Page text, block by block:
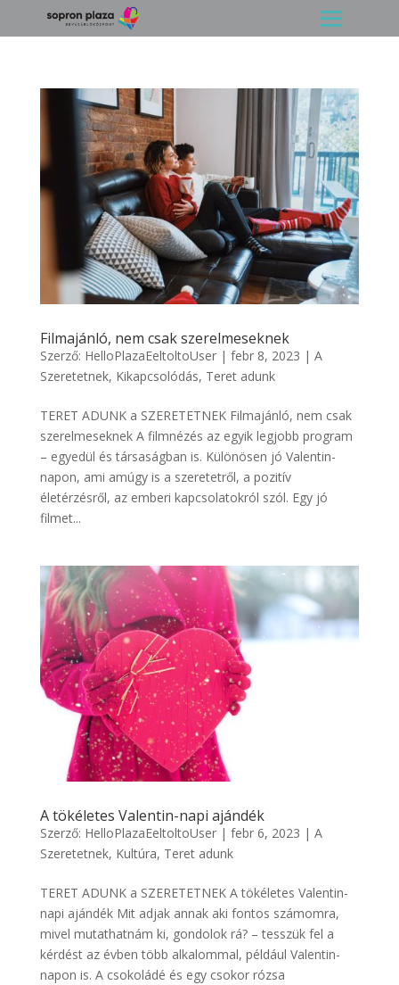
Filmajánló, nem csak szerelmeseknek
Szerző: HelloPlazaEeltoltoUser| febr 8, 2023 | A
Szeretetnek, Kikapcsolódás, Teret adunk
TERET ADUNK a SZERETETNEK Filmajánló, nem csak
szerelmeseknek A filmnézés az egyik legjobb program
– egyedül és társaságban is. Különösen jó Valentin-
napon, ami amúgy is a szeretetről, a pozitív
életérzésről, az emberi kapcsolatokról szól. Egy jó
filmet...
A tökéletes Valentin-napi ajándék
Szerző: HelloPlazaEeltoltoUser| febr 6, 2023 | A
Szeretetnek, Kultúra, Teret adunk
TERET ADUNK a SZERETETNEK A tökéletes Valentin-
napi ajándék Mit adjak annak aki fontos számomra,
mivel mutathatnám ki, gondolok rá? – tesszük fel a
kérdést az évben több alkalommal, például Valentin-
napon is. A csokoládé és egy csokor rózsa